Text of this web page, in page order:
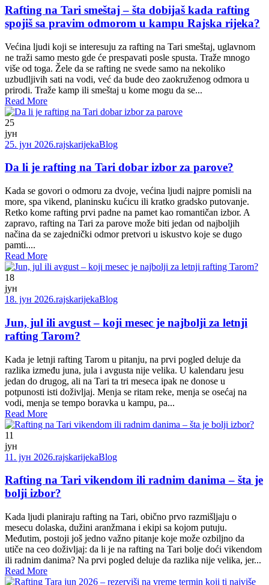
Rafting na Tari smeštaj – šta dobijaš kada rafting
spojiš sa pravim odmorom u kampu Rajska rijeka?
Većina ljudi koji se interesuju za rafting na Tari smeštaj, uglavnom
ne traži samo mesto gde će prespavati posle spusta. Traže mnogo
više od toga. Žele da se rafting ne svede samo na nekoliko
uzbudljivih sati na vodi, već da bude deo zaokruženog odmora u
prirodi. Traže kamp ili smeštaj u kome mogu da se...
Read More
25
јун
25. јун 2026.rajskarijekaBlog
Da li je rafting na Tari dobar izbor za parove?
Kada se govori o odmoru za dvoje, većina ljudi najpre pomisli na
more, spa vikend, planinsku kućicu ili kratko gradsko putovanje.
Retko kome rafting prvi padne na pamet kao romantičan izbor. A
zapravo, rafting na Tari za parove može biti jedan od najboljih
načina da se zajednički odmor pretvori u iskustvo koje se dugo
pamti....
Read More
18
јун
18. јун 2026.rajskarijekaBlog
Jun, jul ili avgust – koji mesec je najbolji za letnji
rafting Tarom?
Kada je letnji rafting Tarom u pitanju, na prvi pogled deluje da
razlika između juna, jula i avgusta nije velika. U kalendaru jesu
jedan do drugog, ali na Tari ta tri meseca ipak ne donose u
potpunosti isti doživljaj. Menja se ritam reke, menja se osećaj na
vodi, menja se tempo boravka u kampu, pa...
Read More
11
јун
11. јун 2026.rajskarijekaBlog
Rafting na Tari vikendom ili radnim danima – šta je
bolji izbor?
Kada ljudi planiraju rafting na Tari, obično prvo razmišljaju o
mesecu dolaska, dužini aranžmana i ekipi sa kojom putuju.
Međutim, postoji još jedno važno pitanje koje može ozbiljno da
utiče na ceo doživljaj: da li je na rafting na Tari bolje doći vikendom
ili radnim danima? Na prvi pogled deluje da razlika nije velika, jer...
Read More